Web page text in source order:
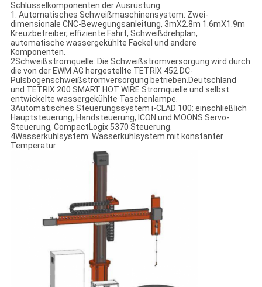
Schlüsselkomponenten der Ausrüstung
1. Automatisches Schweißmaschinensystem: Zwei-
dimensionale CNC-Bewegungsanleitung, 3mX2.8m 1.6mX1.9m
Kreuzbetreiber, effiziente Fahrt, Schweißdrehplan,
automatische wassergekühlte Fackel und andere
Komponenten.
2Schweißstromquelle: Die Schweißstromversorgung wird durch
die von der EWM AG hergestellte TETRIX 452 DC-
Pulsbogenschweißstromversorgung betrieben.Deutschland
und TETRIX 200 SMART HOT WIRE Stromquelle und selbst
entwickelte wassergekühlte Taschenlampe.
3Automatisches Steuerungssystem i-CLAD 100: einschließlich
Hauptsteuerung, Handsteuerung, ICON und MOONS Servo-
Steuerung, CompactLogix 5370 Steuerung.
4Wasserkühlsystem: Wasserkühlsystem mit konstanter
Temperatur